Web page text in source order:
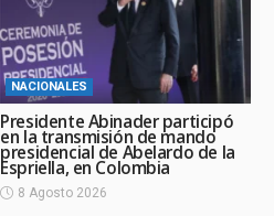
NACIONALES
Presidente Abinader participó
en la transmisión de mando
presidencial de Abelardo de la
Espriella, en Colombia
8 Agosto 2026